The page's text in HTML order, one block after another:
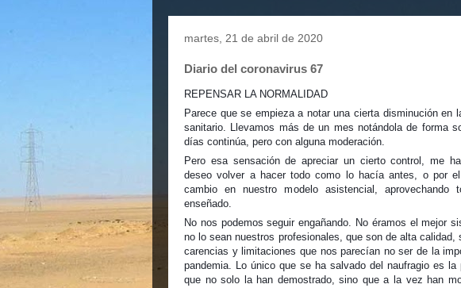
martes, 21 de abril de 2020
Diario del coronavirus 67
REPENSAR LA NORMALIDAD
Parece que se empieza a notar una cierta disminución en
sanitario. Llevamos más de un mes notándola de forma
días continúa, pero con alguna moderación.
Pero esa sensación de apreciar un cierto control, me
deseo volver a hacer todo como lo hacía antes, o por
cambio en nuestro modelo asistencial,
enseñado.
No nos podemos seguir engañando. No éramos el mejor
no lo sean nuestros profesionales, que son de alta
carencias y limitaciones que nos parecían no ser de la
pandemia. Lo único que se ha salvado del naufragio es la
que no solo la han demostrado, sino que a la vez han